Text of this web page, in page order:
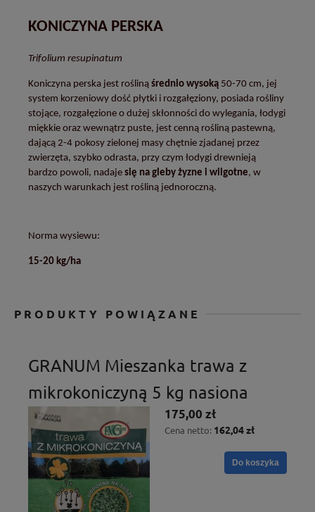
KONICZYNA PERSKA
Trifolium resupinatum
Koniczyna perska jest rośliną średnio wysoką 50-70 cm, jej
system korzeniowy dość płytki i rozgałęziony, posiada rośliny
stojące, rozgałęzione o dużej skłonności do wylegania, łodygi
miękkie oraz wewnątrz puste, jest cenną rośliną pastewną,
dającą 2-4 pokosy zielonej masy chętnie zjadanej przez
zwierzęta, szybko odrasta, przy czym łodygi drewnieją
bardzo powoli, nadaje się na gleby żyzne i wilgotne, w
naszych warunkach jest rośliną jednoroczną.
Norma wysiewu:
15-20 kg/ha
PRODUKTY POWIĄZANE
GRANUM Mieszanka trawa z
mikrokoniczyną 5 kg nasiona
175,00 zł
Cena netto: 162,04 zł
Do koszyka